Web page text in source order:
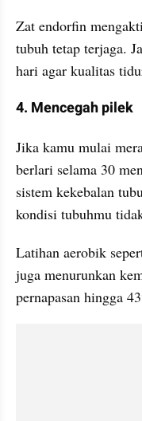
Zat endorfin
tubuh tetap terjaga.
hari agar kualitas
4. Mencegah pilek
Jika kamu mulai
berlari selama 30
sistem kekebalan
kondisi tubuhmu
Latihan aerobik
juga menurunkan
pernapasan hingga